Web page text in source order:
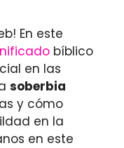
En este
bíblico
en las
soberbia
y cómo
en la
en este